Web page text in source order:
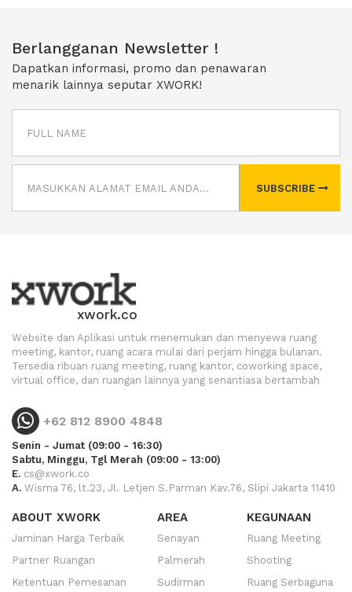
Berlangganan Newsletter !
Dapatkan informasi, promo dan penawaran
menarik lainnya seputar XWORK!
SUBSCRIBE
xwork.co
Website dan Aplikasi untuk menemukan dan menyewa ruang
meeting, kantor, ruang acara mulai dari perjam hingga bulanan.
Tersedia ribuan ruang meeting, ruang kantor, coworking space,
virtual office, dan ruangan lainnya yang senantiasa bertambah
+62 812 8900 4848
Senin - Jumat (09:00 - 16:30)
Sabtu, Minggu, Tgl Merah (09:00 - 13:00)
E. cs@xwork.co
A. Wisma 76, lt.23, Jl. Letjen S.Parman Kav.76, Slipi Jakarta 11410
ABOUT XWORK
Jaminan Harga Terbaik
Partner Ruangan
Ketentuan Pemesanan
AREA
Senayan
Palmerah
Sudirman
KEGUNAAN
Ruang Meeting
Shooting
Ruang Serbaguna